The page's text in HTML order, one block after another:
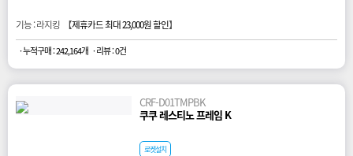
기능 : 라지킹 【제휴카드 최대 23,000원 할인】
· 누적구매 : 242,164개 · 리뷰 : 0건
CRF-D01TMPBK
쿠쿠 레스티노 프레임 K
로켓설치